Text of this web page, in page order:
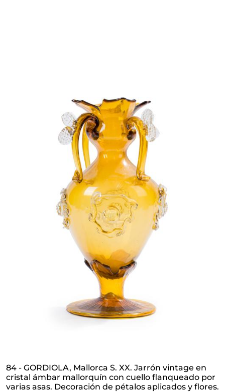
84 - GORDIOLA, Mallorca S. XX. Jarrón vintage en
cristal ámbar mallorquín con cuello flanqueado por
varias asas. Decoración de pétalos aplicados y flores.